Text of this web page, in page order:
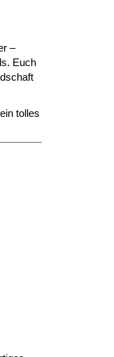
–
Euch
tolles